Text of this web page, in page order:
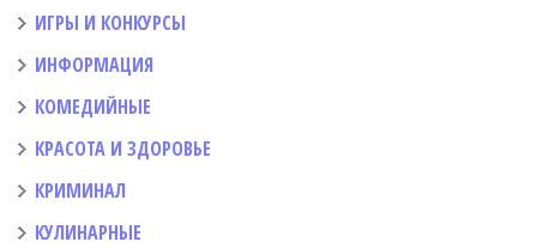
ИГРЫ И КОНКУРСЫ
ИНФОРМАЦИЯ
КОМЕДИЙНЫЕ
КРАСОТА И ЗДОРОВЬЕ
КРИМИНАЛ
КУЛИНАРНЫЕ